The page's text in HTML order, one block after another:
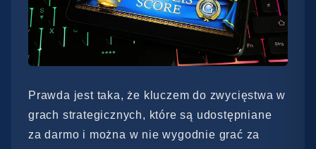
Prawda jest taka, że kluczem do zwycięstwa w
grach strategicznych, które są udostępniane
za darmo i można w nie wygodnie grać za